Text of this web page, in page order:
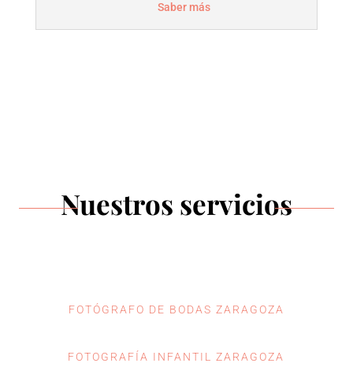
Saber más
Nuestros servicios
FOTÓGRAFO DE BODAS ZARAGOZA
FOTOGRAFÍA INFANTIL ZARAGOZA